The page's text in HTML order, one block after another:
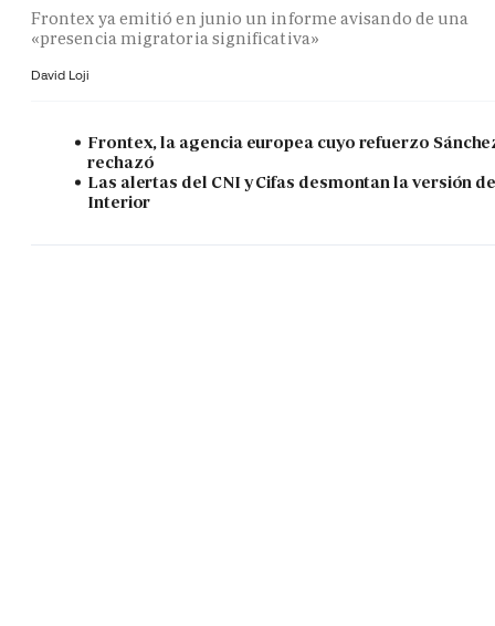
Frontex ya emitió en junio un informe avisando de una
«presencia migratoria significativa»
David Loji
Frontex, la agencia europea cuyo refuerzo
rechazó
Las alertas del CNI y Cifas desmontan la versión
Interior